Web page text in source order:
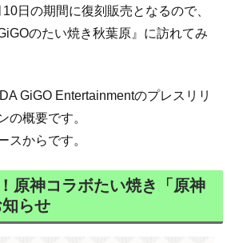
日の期間に復刻販売となるので、
のたい焼き秋葉原』に訪れてみ
GiGO Entertainmentのプレスリリ
の概要です。
スからです。
原神コラボたい焼き「原神
らせ